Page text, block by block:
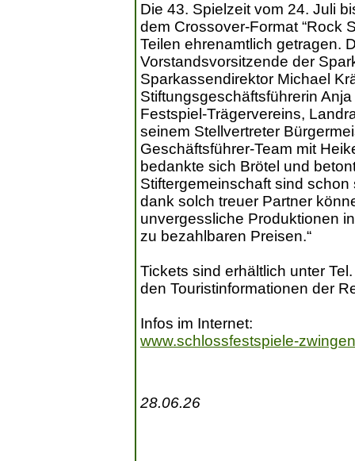
Die 43. Spielzeit vom 24. Juli
dem Crossover-Format “Rock
Teilen ehrenamtlich getragen.
Vorstandsvorsitzende der
Sparkassendirektor Michael
Stiftungsgeschäftsführerin
Festspiel-Trägervereins,
seinem Stellvertreter
Geschäftsführer-Team mit
bedankte sich Brötel und
Stiftergemeinschaft sind
dank solch treuer Partner
unvergessliche Produktionen
zu bezahlbaren Preisen.“
Tickets sind erhältlich unter
den Touristinformationen der
Infos im Internet:
www.schlossfestspiele-
28.06.26